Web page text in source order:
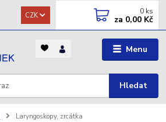
Menu
CZK
Hledat
0 ks
za 0,00 Kč
Laryngoskopy, zrcátka